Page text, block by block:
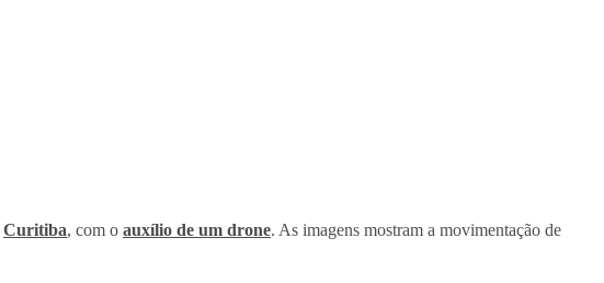
Curitiba, com o auxílio de um drone. As imagens mostram a movimentação de